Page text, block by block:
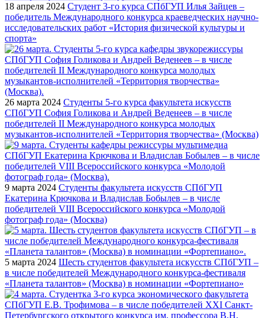
18 апреля 2024 Студент 3-го курса СПбГУП Илья Зайцев –
победитель Международного конкурса краеведческих научно-
исследовательских работ «История физической культуры и
спорта»
26 марта 2024 Студенты 5-го курса факультета искусств
СПбГУП София Голикова и Андрей Веденеев – в числе
победителей II Международного конкурса молодых
музыкантов-исполнителей «Территория творчества» (Москва)
9 марта 2024 Студенты факультета искусств СПбГУП
Екатерина Крючкова и Владислав Бобылев – в числе
победителей VIII Всероссийского конкурса «Молодой
фотограф года» (Москва)
5 марта 2024 Шесть студентов факультета искусств СПбГУП –
в числе победителей Международного конкурса-фестиваля
«Планета талантов» (Москва) в номинации «Фортепиано»